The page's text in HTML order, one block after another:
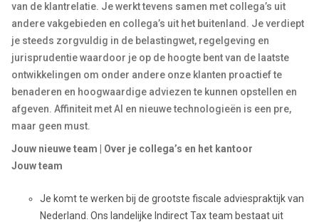
van de klantrelatie. Je werkt tevens samen met collega’s uit
andere vakgebieden en collega’s uit het buitenland. Je verdiept
je steeds zorgvuldig in de belastingwet, regelgeving en
jurisprudentie waardoor je op de hoogte bent van de laatste
ontwikkelingen om onder andere onze klanten proactief te
benaderen en hoogwaardige adviezen te kunnen opstellen en
afgeven. Affiniteit met AI en nieuwe technologieën is een pre,
maar geen must.
Jouw nieuwe team | Over je collega’s en het kantoor
Jouw team
Je komt te werken bij de grootste fiscale adviespraktijk van
Nederland. Ons landelijke Indirect Tax team bestaat uit